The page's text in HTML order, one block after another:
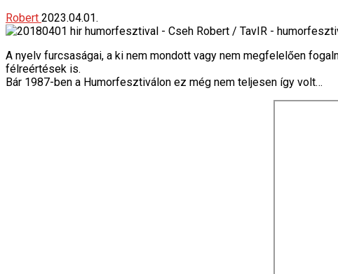
Robert 2023.04.01.
A nyelv furcsaságai, a ki nem mondott vagy nem megfelelően
félreértések is.
Bár 1987-ben a Humorfesztiválon ez még nem teljesen így volt…